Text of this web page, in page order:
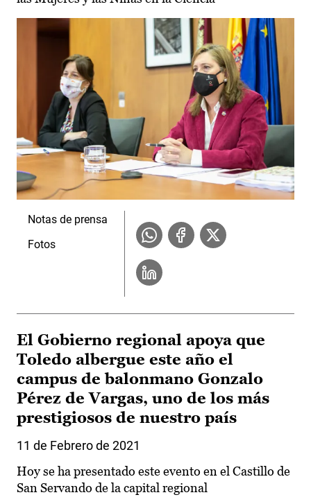
Notas de prensa
Fotos
El Gobierno regional apoya que
Toledo albergue este año el
campus de balonmano Gonzalo
Pérez de Vargas, uno de los más
prestigiosos de nuestro país
11 de Febrero de 2021
Hoy se ha presentado este evento en el Castillo de
San Servando de la capital regional